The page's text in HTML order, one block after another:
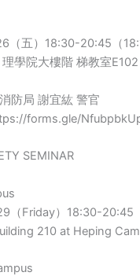
（五）18:30-20:45（
學院大樓階 梯教室E102
防局 謝宜紘 警官
forms.gle/
SEMINAR
（Friday）18:30-20:45
210 at Heping